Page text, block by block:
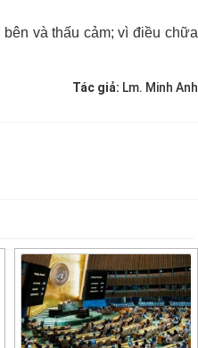
bên và thấu cảm; vì điều chữa
Tác giả: Lm. Minh Anh